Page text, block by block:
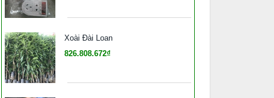
Xoài Đài Loan
826.808.672₫